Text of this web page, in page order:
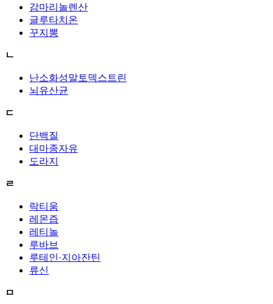
감마리놀렌산
글루타치온
꾸지뽕
ㄴ
난소화성말토덱스트린
뇌유산균
ㄷ
단백질
대마종자유
도라지
ㄹ
락티움
레몬즙
레티놀
루바브
루테인·지아잔틴
류신
ㅁ